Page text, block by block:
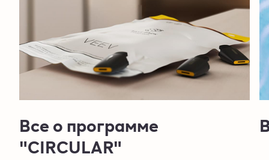
Все о программе
"CIRCULAR"